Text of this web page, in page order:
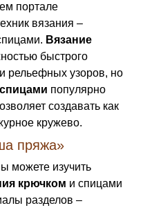
портале
вязания –
Вязание
быстрого
рельефных узоров, но
популярно
создавать как
кружево.
пряжа»
можете изучить
крючком и спицами
разделов –